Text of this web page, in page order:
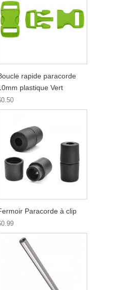
rapide paracorde
plastique Vert
Paracorde à clip